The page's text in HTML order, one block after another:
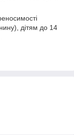
дітям до 14